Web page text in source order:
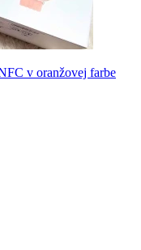
v oranžovej farbe